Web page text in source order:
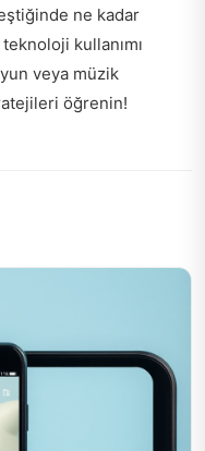
ne kadar
kullanımı
veya müzik
öğrenin!